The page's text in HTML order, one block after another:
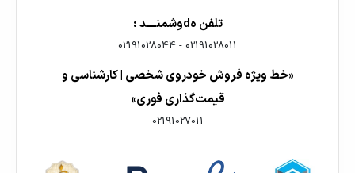
تلفن هdوشمنــــد :
02191028011
-
02191028044
«خط ویژه فروش خودروی شخصی | کارشناسی و
قیمت‌گذاری فوری»
02191027011